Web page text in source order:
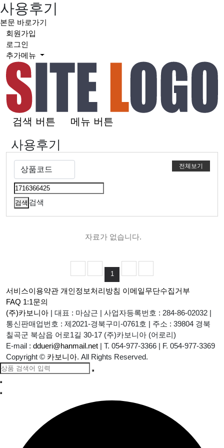
사용후기
본문 바로가기
회원가입
로그인
추가메뉴
검색 버튼 메뉴 버튼
사용후기
전체보기
검색
자료가 없습니다.
1
서비스이용약관 개인정보처리방침 이메일무단수집거부
FAQ 1:1문의
(주)카보니아 | 대표 : 마삼근 | 사업자등록번호 : 284-86-02032 |
통신판매업번호 : 제2021-경북구미-0761호 | 주소 : 39804 경북
칠곡군 북삼읍 어로1길 30-17 (주)카보니아 (어로리)
E-mail : ddueri@hanmail.net | T. 054-977-3366 | F. 054-977-3369
Copyright © 카보니아. All Rights Reserved.